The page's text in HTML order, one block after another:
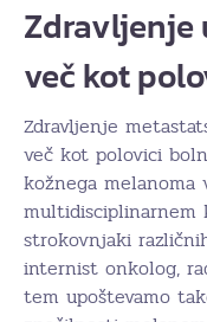
Zdravljenje
več kot
Zdravljenje
več kot polovici
kožnega melanoma
multidisciplinarnem
strokovnjaki
internist onkolog,
tem upoštevamo